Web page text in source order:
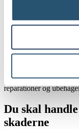
Susende eller
ikke bruges vand
Hvis du bemærker et
undersøge sagen
for at få
eventuelle problemer
skaden udvikler sig
reparationer og
Du skal
skaderne